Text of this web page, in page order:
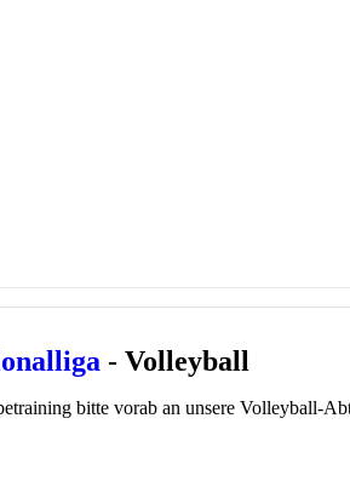
- Volleyball
bitte vorab an unsere Volleyball-